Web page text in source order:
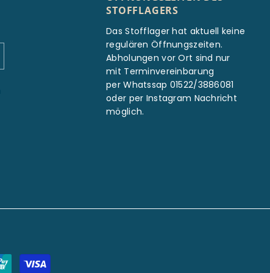
STOFFLAGERS
Das Stofflager hat aktuell keine
regulären Öffnungszeiten.
Abholungen vor Ort sind nur
mit Terminvereinbarung
per Whatssap 01522/3886081
oder per Instagram Nachricht
möglich.